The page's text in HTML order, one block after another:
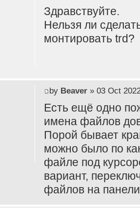
Здравствуйте.
Нельзя ли
монтировать trd?
by Beaver» 03 Oct
Есть ещё одно
имена файлов
Порой бывает
можно было по
файле под
вариант,
файлов на